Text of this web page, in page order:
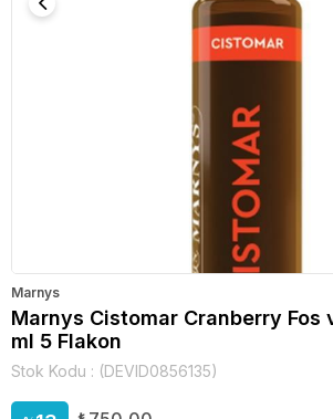
Marnys
Marnys Cistomar Cranberry Fos
ml 5 Flakon
Stok Kodu (DEVID0856135)